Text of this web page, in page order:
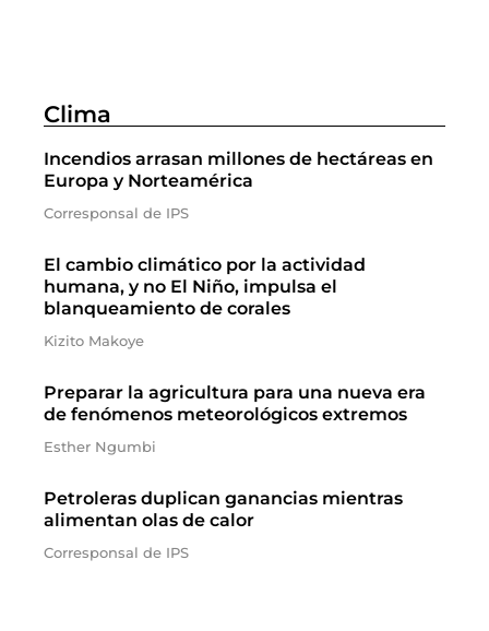
Clima
Incendios arrasan millones de hectáreas en
Europa y Norteamérica
Corresponsal de IPS
El cambio climático por la actividad
humana, y no El Niño, impulsa el
blanqueamiento de corales
Kizito Makoye
Preparar la agricultura para una nueva era
de fenómenos meteorológicos extremos
Esther Ngumbi
Petroleras duplican ganancias mientras
alimentan olas de calor
Corresponsal de IPS